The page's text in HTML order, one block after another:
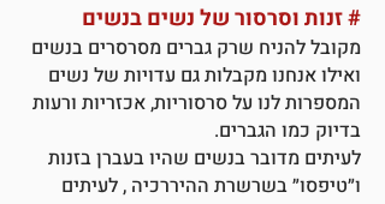
#זנות וסרסור של נשים בנשים
מקובל להניח שרק גברים מסרסרים בנשים
ואילו אנחנו מקבלות גם עדויות של נשים
המספרות לנו על סרסוריות, אכזריות ורעות
בדיוק כמו הגברים.
לעיתים מדובר בנשים שהיו בעברן בזנות
ו״טיפסו״ בשרשרת ההיררכיה , לעיתים